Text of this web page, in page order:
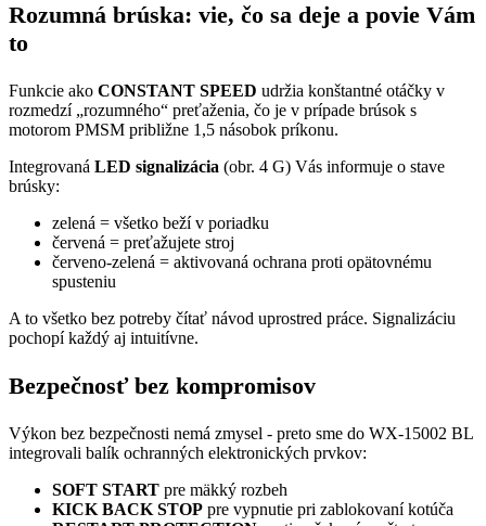
Rozumná brúska: vie, čo sa deje a povie Vám
to
Funkcie ako CONSTANT SPEED udržia konštantné otáčky v
rozmedzí „rozumného“ preťaženia, čo je v prípade brúsok s
motorom PMSM približne 1,5 násobok príkonu.
Integrovaná LED signalizácia (obr. 4 G) Vás informuje o stave
brúsky:
zelená = všetko beží v poriadku
červená = preťažujete stroj
červeno-zelená = aktivovaná ochrana proti opätovnému
spusteniu
A to všetko bez potreby čítať návod uprostred práce. Signalizáciu
pochopí každý aj intuitívne.
Bezpečnosť bez kompromisov
Výkon bez bezpečnosti nemá zmysel - preto sme do WX-15002 BL
integrovali balík ochranných elektronických prvkov:
SOFT START pre mäkký rozbeh
KICK BACK STOP pre vypnutie pri zablokovaní kotúča